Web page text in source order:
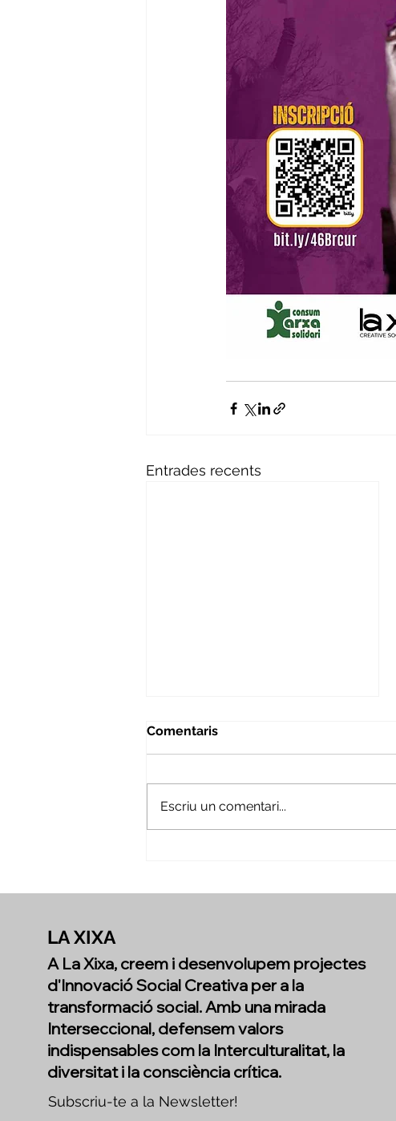
Entrades recents
Comentaris
Escriu un comentari...
LA XIXA
A La Xixa, creem i desenvolupem projectes
d'Innovació Social Creativa per a la
transformació social. Amb una mirada
Interseccional, defensem valors
indispensables com la Interculturalitat, la
diversitat i la consciència crítica.
Subscriu-te a la Newsletter!